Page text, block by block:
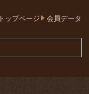
トップページ 会員データ